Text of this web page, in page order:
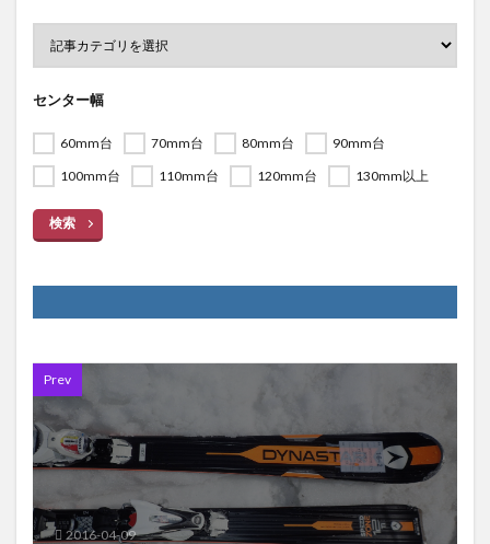
センター幅
60mm台 70mm台 80mm台
90mm台
100mm台
110mm台 120mm台 130mm以上
検索
Prev
2016-04-09